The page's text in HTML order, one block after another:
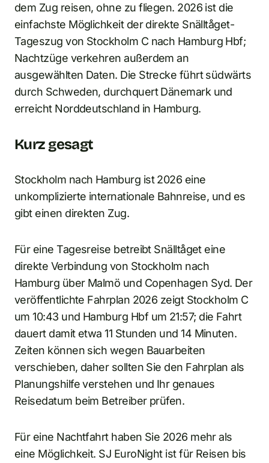
dem Zug reisen, ohne zu fliegen. 2026 ist die
einfachste Möglichkeit der direkte Snälltåget-
Tageszug von Stockholm C nach Hamburg Hbf;
Nachtzüge verkehren außerdem an
ausgewählten Daten. Die Strecke führt südwärts
durch Schweden, durchquert Dänemark und
erreicht Norddeutschland in Hamburg.
Kurz gesagt
Stockholm nach Hamburg ist 2026 eine
unkomplizierte internationale Bahnreise, und es
gibt einen direkten Zug.
Für eine Tagesreise betreibt Snälltåget eine
direkte Verbindung von Stockholm nach
Hamburg über Malmö und Copenhagen Syd. Der
veröffentlichte Fahrplan 2026 zeigt Stockholm C
um 10:43 und Hamburg Hbf um 21:57; die Fahrt
dauert damit etwa 11 Stunden und 14 Minuten.
Zeiten können sich wegen Bauarbeiten
verschieben, daher sollten Sie den Fahrplan als
Planungshilfe verstehen und Ihr genaues
Reisedatum beim Betreiber prüfen.
Für eine Nachtfahrt haben Sie 2026 mehr als
eine Möglichkeit. SJ EuroNight ist für Reisen bis